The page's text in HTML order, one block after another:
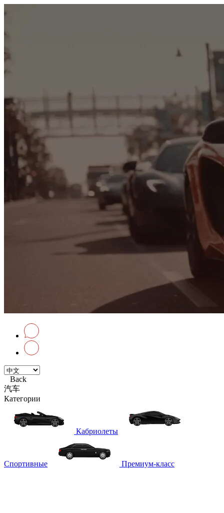
Back
汽车
Категории
Кабриолеты
Спортивные Премиум-класс